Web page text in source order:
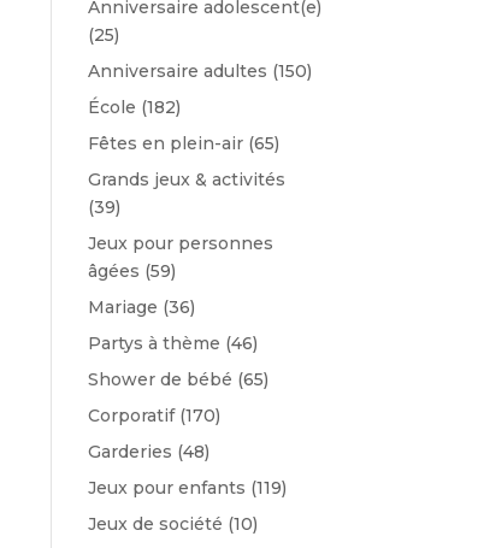
Anniversaire adolescent(e)
(25)
Anniversaire adultes (150)
École (182)
Fêtes en plein-air (65)
Grands jeux & activités
(39)
Jeux pour personnes
âgées (59)
Mariage (36)
Partys à thème (46)
Shower de bébé (65)
Corporatif (170)
Garderies (48)
Jeux pour enfants (119)
Jeux de société (10)